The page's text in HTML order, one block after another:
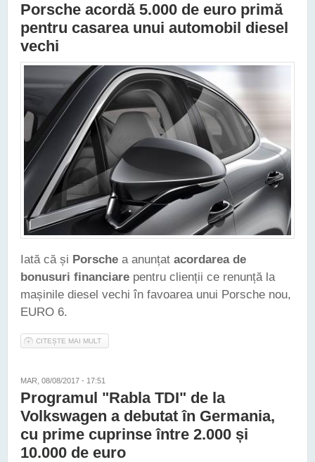
Porsche acordă 5.000 de euro primă
pentru casarea unui automobil diesel
vechi
Iată că și Porsche a anunțat acordarea de
bonusuri financiare pentru clienții ce renunță la
mașinile diesel vechi în favoarea unui Porsche nou,
EURO 6.
CITEȘTE MAI MULT
MAR, 08/08/2017 - 17:51
Programul "Rabla TDI" de la
Volkswagen a debutat în Germania,
cu prime cuprinse între 2.000 și
10.000 de euro